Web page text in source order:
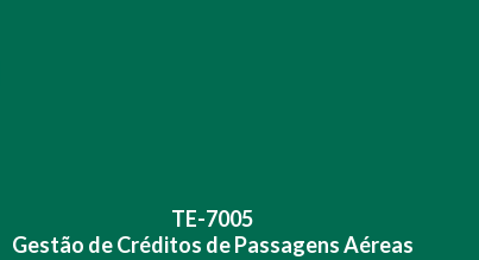
TE-7005
Gestão de Créditos de Passagens Aéreas